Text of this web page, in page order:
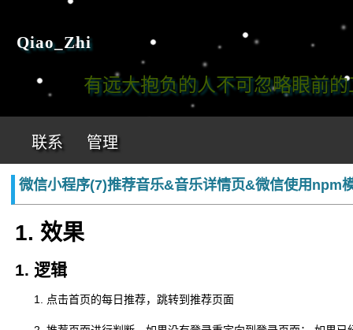
Qiao_Zhi
有远大抱负的人不可忽略眼前的
联系 管理
微信小程序(7)推荐音乐&音乐详情页&微信使用npm
1. 效果
1. 逻辑
点击首页的每日推荐，跳转到推荐页面